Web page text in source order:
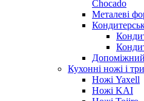
Chocado
Металеві
Кухонні ножі і
Ножі Yaxell
Ножі KAI